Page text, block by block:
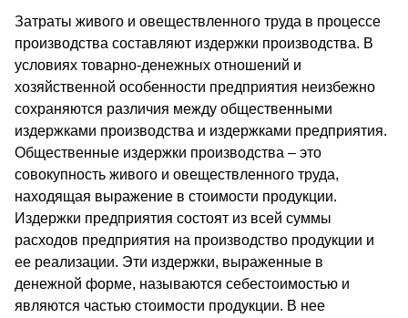
Затраты живого и овеществленного труда в процессе
производства составляют издержки производства. В
условиях товарно-денежных отношений и
хозяйственной особенности предприятия неизбежно
сохраняются различия между общественными
издержками производства и издержками предприятия.
Общественные издержки производства – это
совокупность живого и овеществленного труда,
находящая выражение в стоимости продукции.
Издержки предприятия состоят из всей суммы
расходов предприятия на производство продукции и
ее реализации. Эти издержки, выраженные в
денежной форме, называются себестоимостью и
являются частью стоимости продукции. В нее